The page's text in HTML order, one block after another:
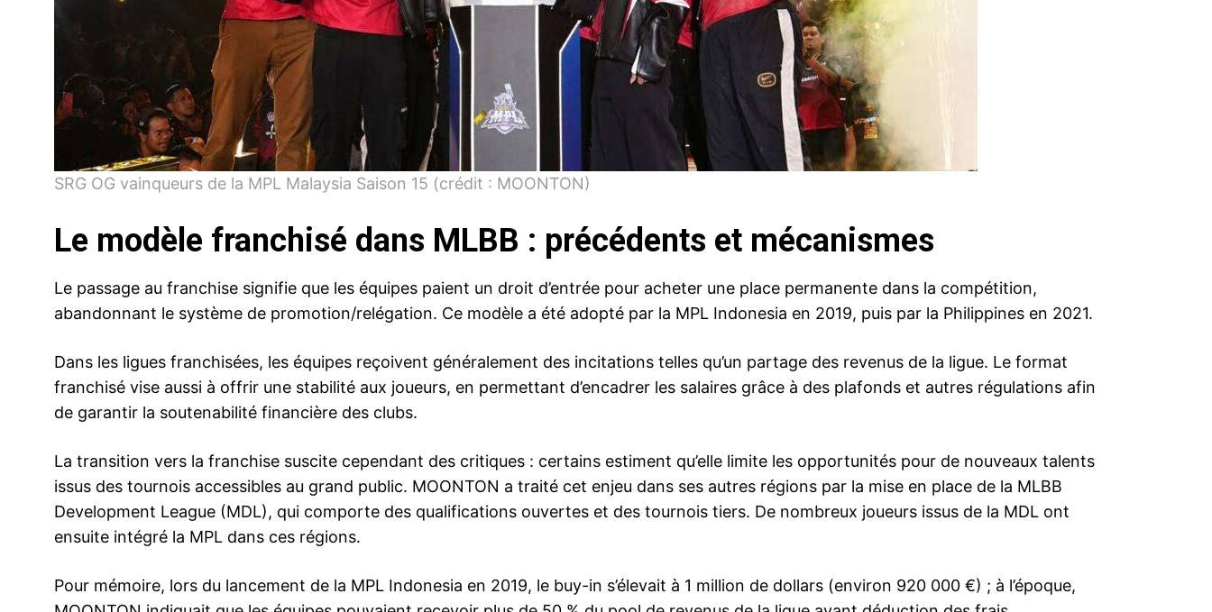
SRG OG vainqueurs de la MPL Malaysia Saison 15 (crédit : MOONTON)
Le modèle franchisé dans MLBB : précédents et mécanismes
Le passage au franchise signifie que les équipes paient un droit d’entrée pour acheter une place permanente dans la compétition,
abandonnant le système de promotion/relégation. Ce modèle a été adopté par la MPL Indonesia en 2019, puis par la Philippines en 2021.
Dans les ligues franchisées, les équipes reçoivent généralement des incitations telles qu’un partage des revenus de la ligue. Le format
franchisé vise aussi à offrir une stabilité aux joueurs, en permettant d’encadrer les salaires grâce à des plafonds et autres régulations afin
de garantir la soutenabilité financière des clubs.
La transition vers la franchise suscite cependant des critiques : certains estiment qu’elle limite les opportunités pour de nouveaux talents
issus des tournois accessibles au grand public. MOONTON a traité cet enjeu dans ses autres régions par la mise en place de la MLBB
Development League (MDL), qui comporte des qualifications ouvertes et des tournois tiers. De nombreux joueurs issus de la MDL ont
ensuite intégré la MPL dans ces régions.
Pour mémoire, lors du lancement de la MPL Indonesia en 2019, le buy-in s’élevait à 1 million de dollars (environ 920 000 €) ; à l’époque,